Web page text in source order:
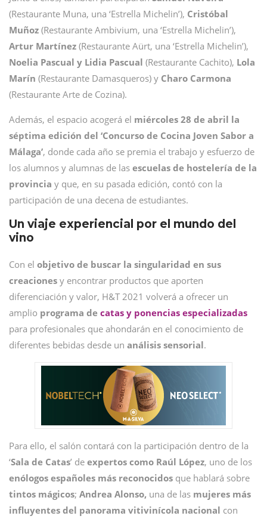
(Restaurante Muna, una ‘Estrella Michelin’), Cristóbal
Muñoz (Restaurante Ambivium, una ‘Estrella Michelin’),
Artur Martínez (Restaurante Aürt, una ‘Estrella Michelin’),
Noelia Pascual y Lidia Pascual (Restaurante Cachito), Lola
Marín (Restaurante Damasqueros) y Charo Carmona
(Restaurante Arte de Cozina).
Además, el espacio acogerá el miércoles 28 de abril la
séptima edición del ‘Concurso de Cocina Joven Sabor a
Málaga’, donde cada año se premia el trabajo y esfuerzo de
los alumnos y alumnas de las escuelas de hostelería de la
provincia y que, en su pasada edición, contó con la
participación de una decena de estudiantes.
Un viaje experiencial por el mundo del
vino
Con el objetivo de buscar la singularidad en sus
creaciones y encontrar productos que aporten
diferenciación y valor, H&T 2021 volverá a ofrecer un
amplio programa de catas y ponencias especializadas
para profesionales que ahondarán en el conocimiento de
diferentes bebidas desde un análisis sensorial.
Para ello, el salón contará con la participación dentro de la
‘Sala de Catas’ de expertos como Raúl López, uno de los
enólogos españoles más reconocidos que hablará sobre
tintos mágicos; Andrea Alonso, una de las mujeres más
influyentes del panorama vitivinícola nacional con